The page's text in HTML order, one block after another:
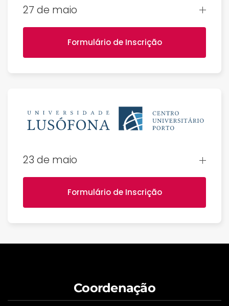
27 de maio
Formulário de Inscrição
23 de maio
Formulário de Inscrição
Coordenação